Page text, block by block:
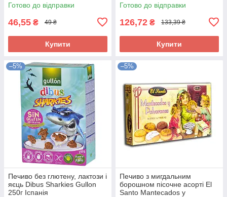
Готово до відправки
46,55 ₴ 49 ₴
Купити
Готово до відправки
126,72 ₴ 133,39 ₴
Купити
–5%
Печиво без глютену, лактози і
яєць Dibus Sharkies Gullon
250г Іспанія
–5%
Печиво з мигдальним
борошном пісочне асорті El
Santo Mantecados y